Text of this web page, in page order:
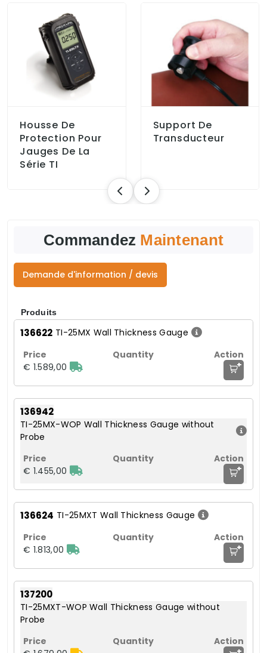
Housse De
Protection Pour
Jauges De La
Série TI
Support De
Transducteur
Commandez Maintenant
Demande d'information / devis
Produits
136622 TI-25MX Wall Thickness Gauge
€ 1.589,00 +
136942
TI-25MX-WOP Wall Thickness Gauge without
Probe
€ 1.455,00 +
136624 TI-25MXT Wall Thickness Gauge
€ 1.813,00 +
137200
TI-25MXT-WOP Wall Thickness Gauge without
Probe